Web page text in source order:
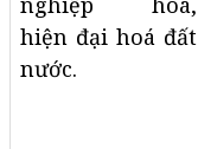
hiện đại hoá đất
nước.